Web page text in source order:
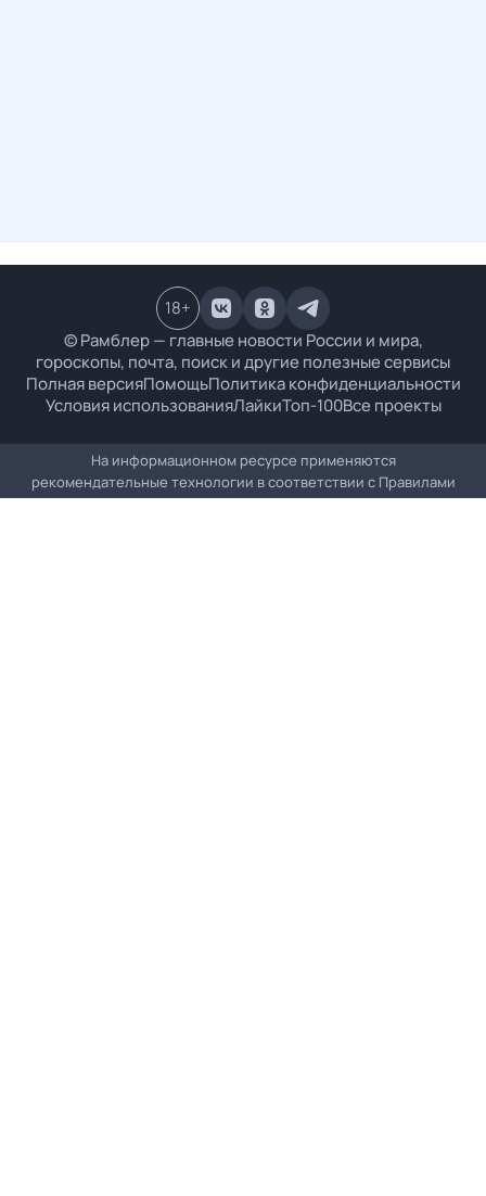
© Рамблер — главные новости России и мира,
гороскопы, почта, поиск и другие полезные сервисы
Полная версияПомощьПолитика конфиденциальности
Условия использованияЛайкиТоп-100Все проекты
18+
На информационном ресурсе применяются
рекомендательные технологии в соответствии с Правилами